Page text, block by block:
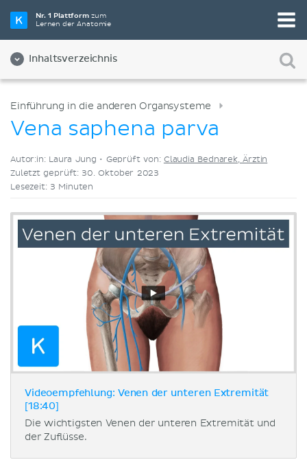
Nr. 1 Plattformzum
Lernen der Anatomie
Inhaltsverzeichnis
Wähle die beste Lernmethode für dich
Videos
Einführung in die anderen Organsysteme
Vena saphena parva
Autor:in: Laura Jung • Geprüft von: Claudia Bednarek, Ärztin
Zuletzt geprüft: 30. Oktober 2023
Lesezeit: 3 Minuten
Videoempfehlung: Venen der unteren Extremität
[18:40]
Die wichtigsten Venen der unteren Extremität und
der Zuflüsse.